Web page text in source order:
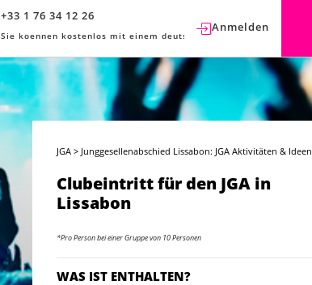
+33 1 76 34 12 26
Sie koennen kostenlos mit einem deutschen Berater sprechen.
Anmelden
JGA > Junggesellenabschied Lissabon: JGA Aktivitäten & Ideen
Clubeintritt für den JGA in
Lissabon
*Pro Person bei einer Gruppe von 10 Personen
WAS IST ENTHALTEN?